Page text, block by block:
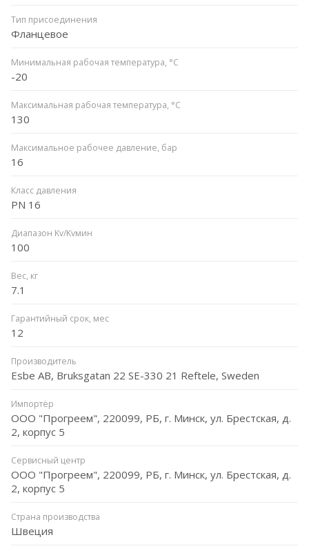
Тип присоединения
Фланцевое
Минимальная рабочая температура, °C
-20
Максимальная рабочая температура, °C
130
Максимальное рабочее давление, бар
16
Класс давления
PN 16
Диапазон Kv/Kvмин
100
Вес, кг
7.1
Гарантийный срок, мес
12
Производитель
Esbe AB, Bruksgatan 22 SE-330 21 Reftele, Sweden
Импортёр
ООО "Прогреем", 220099, РБ, г. Минск, ул. Брестская, д.
2, корпус 5
Сервисный центр
ООО "Прогреем", 220099, РБ, г. Минск, ул. Брестская, д.
2, корпус 5
Страна производства
Швеция